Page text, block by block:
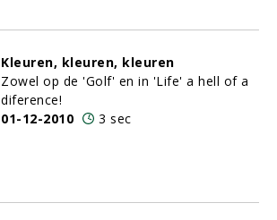
Kleuren, kleuren, kleuren
Zowel op de 'Golf' en in 'Life' a hell of a
diference!
01-12-2010
3 sec